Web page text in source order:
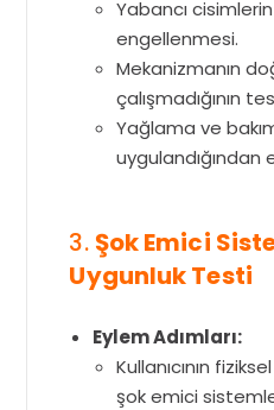
Yabancı
engellenmesi.
Mekanizmanın
çalışmadığının
Yağlama ve
uygulandığından
3. Şok Emici
Uygunluk Testi
Eylem Adımları:
Kullanıcının
şok emici